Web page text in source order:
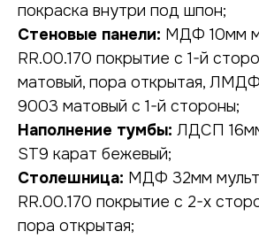
покраска внутри под шпон;
Стеновые панели: МДФ 10мм
RR.00.170 покрытие с 1-й
матовый, пора открытая,
9003 матовый с 1-й стороны;
Наполнение тумбы: ЛДСП
ST9 карат бежевый;
Столешница: МДФ 32мм
RR.00.170 покрытие с 2-х
пора открытая;
НУЖНА КОНСУЛЬТАЦИЯ?
оставьте заявку, наши специалисты
свяжутся с вами в ближайшее время